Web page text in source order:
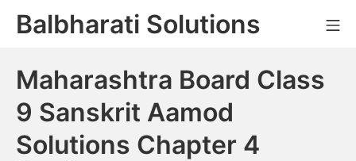
SkipBalbharati Solutions
Maharashtra Board Class
9 Sanskrit Aamod
Solutions Chapter 4